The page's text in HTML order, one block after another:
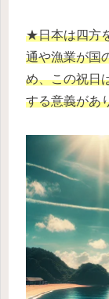
★日本は四方
通や漁業が国
め、この祝日
する意義があ